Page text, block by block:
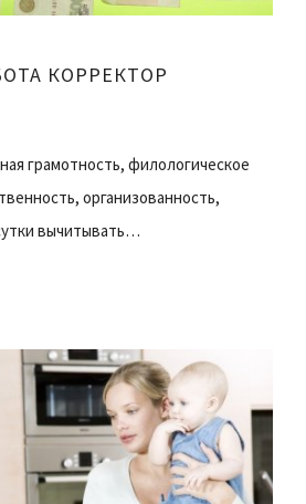
КОРРЕКТОР
грамотность, филологическое
организованность,
вычитывать…